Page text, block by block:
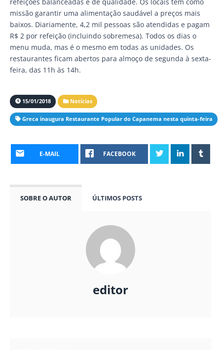
refeições balanceadas e de qualidade. Os locais têm como
missão garantir uma alimentação saudável a preços mais
baixos. Diariamente, 4,2 mil pessoas são atendidas e pagam
R$ 2 por refeição (incluindo sobremesa). Todos os dias o
menu muda, mas é o mesmo em todas as unidades. Os
restaurantes ficam abertos para almoço de segunda à sexta-
feira, das 11h às 14h.
15/01/2018 Notícias
Greca inaugura Restaurante Popular do Capanema nesta quinta-feira
E-MAIL FACEBOOK
SOBRE O AUTOR ÚLTIMOS POSTS
editor